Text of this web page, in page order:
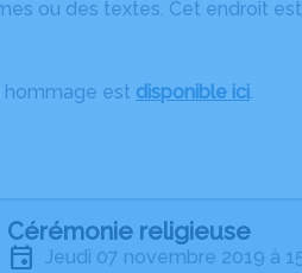
ou des textes. Cet endroit
hommage est disponible ici.
Cérémonie religieuse
jeudi 07 novembre 2019 à